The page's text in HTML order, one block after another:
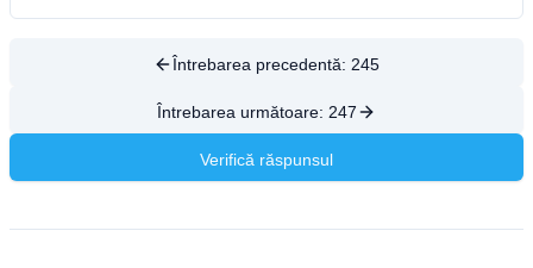
Întrebarea precedentă: 245
Întrebarea următoare: 247
Verifică răspunsul